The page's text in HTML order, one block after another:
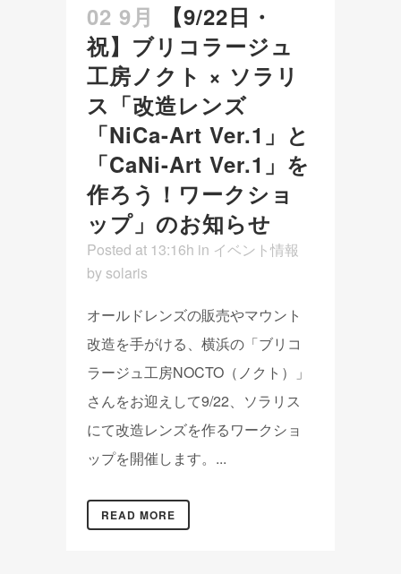
02 9月
【9/22日・
祝】ブリコラージュ
工房ノクト × ソラリ
ス「改造レンズ
「NiCa-Art Ver.1」と
「CaNi-Art Ver.1」を
作ろう！ワークショ
ップ」のお知らせ
Posted at 13:16h in イベント情報
by solaris
オールドレンズの販売やマウント
改造を手がける、横浜の「ブリコ
ラージュ工房NOCTO（ノクト）」
さんをお迎えして9/22、ソラリス
にて改造レンズを作るワークショ
ップを開催します。...
READ MORE